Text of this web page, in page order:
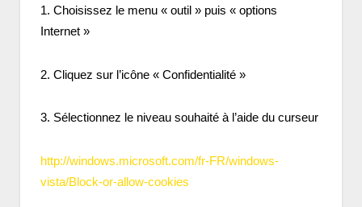
1. Choisissez le menu « outil » puis « options
Internet »
2. Cliquez sur l’icône « Confidentialité »
3. Sélectionnez le niveau souhaité à l’aide du curseur
http://windows.microsoft.com/fr-FR/windows-
vista/Block-or-allow-cookies